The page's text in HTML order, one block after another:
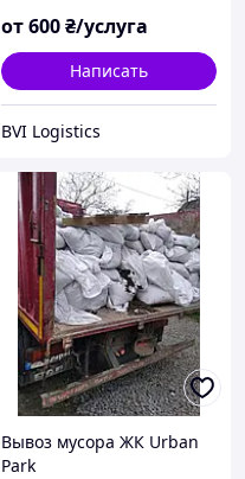
от600₴/услуга
Написать
BVI Logistics
Вывоз мусора ЖК Urban
Park